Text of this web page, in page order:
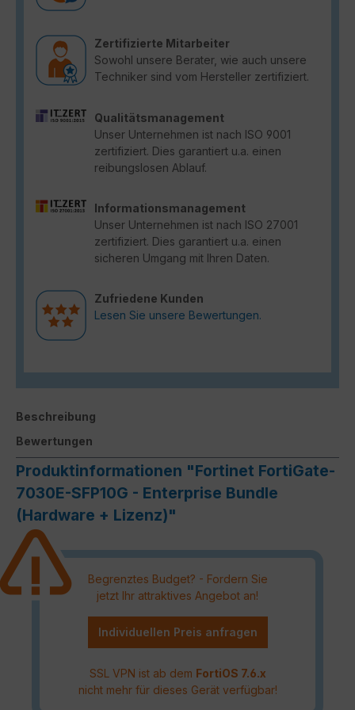
Zertifizierte Mitarbeiter
Sowohl unsere Berater, wie auch unsere
Techniker sind vom Hersteller zertifiziert.
Qualitätsmanagement
Unser Unternehmen ist nach ISO 9001
zertifiziert. Dies garantiert u.a. einen
reibungslosen Ablauf.
Informationsmanagement
Unser Unternehmen ist nach ISO 27001
zertifiziert. Dies garantiert u.a. einen
sicheren Umgang mit Ihren Daten.
Zufriedene Kunden
Lesen Sie unsere Bewertungen.
Beschreibung
Bewertungen
Produktinformationen "Fortinet FortiGate-
7030E-SFP10G - Enterprise Bundle
(Hardware + Lizenz)"
Begrenztes Budget? - Fordern Sie
jetzt Ihr attraktives Angebot an!
Individuellen Preis anfragen
SSL VPN ist ab dem FortiOS 7.6.x
nicht mehr für dieses Gerät verfügbar!